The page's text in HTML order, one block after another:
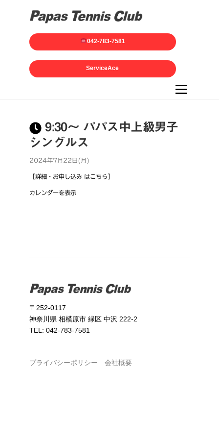
042-783-7581
ServiceAce
メニュー
9:30～ パパス中上級男子
シングルス
2024年7月22日(月)
［詳細・お申し込み はこちら］
カレンダーを表示
〒252-0117
神奈川県 相模原市 緑区 中沢 222-2
TEL: 042-783-7581
プライバシーポリシー 会社概要